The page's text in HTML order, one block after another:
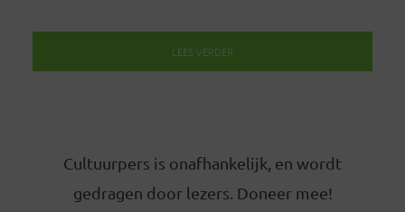
LEES VERDER
Cultuurpers is onafhankelijk, en wordt
gedragen door lezers. Doneer mee!